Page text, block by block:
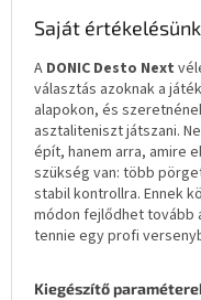
Saját értékelésünk
A DONIC Desto Next
választás azoknak a
alapokon, és
asztaliteniszt játszani.
épít, hanem arra, amire
szükség van: több
stabil kontrollra. Ennek
módon fejlődhet tovább
tennie egy profi
Kiegészítő